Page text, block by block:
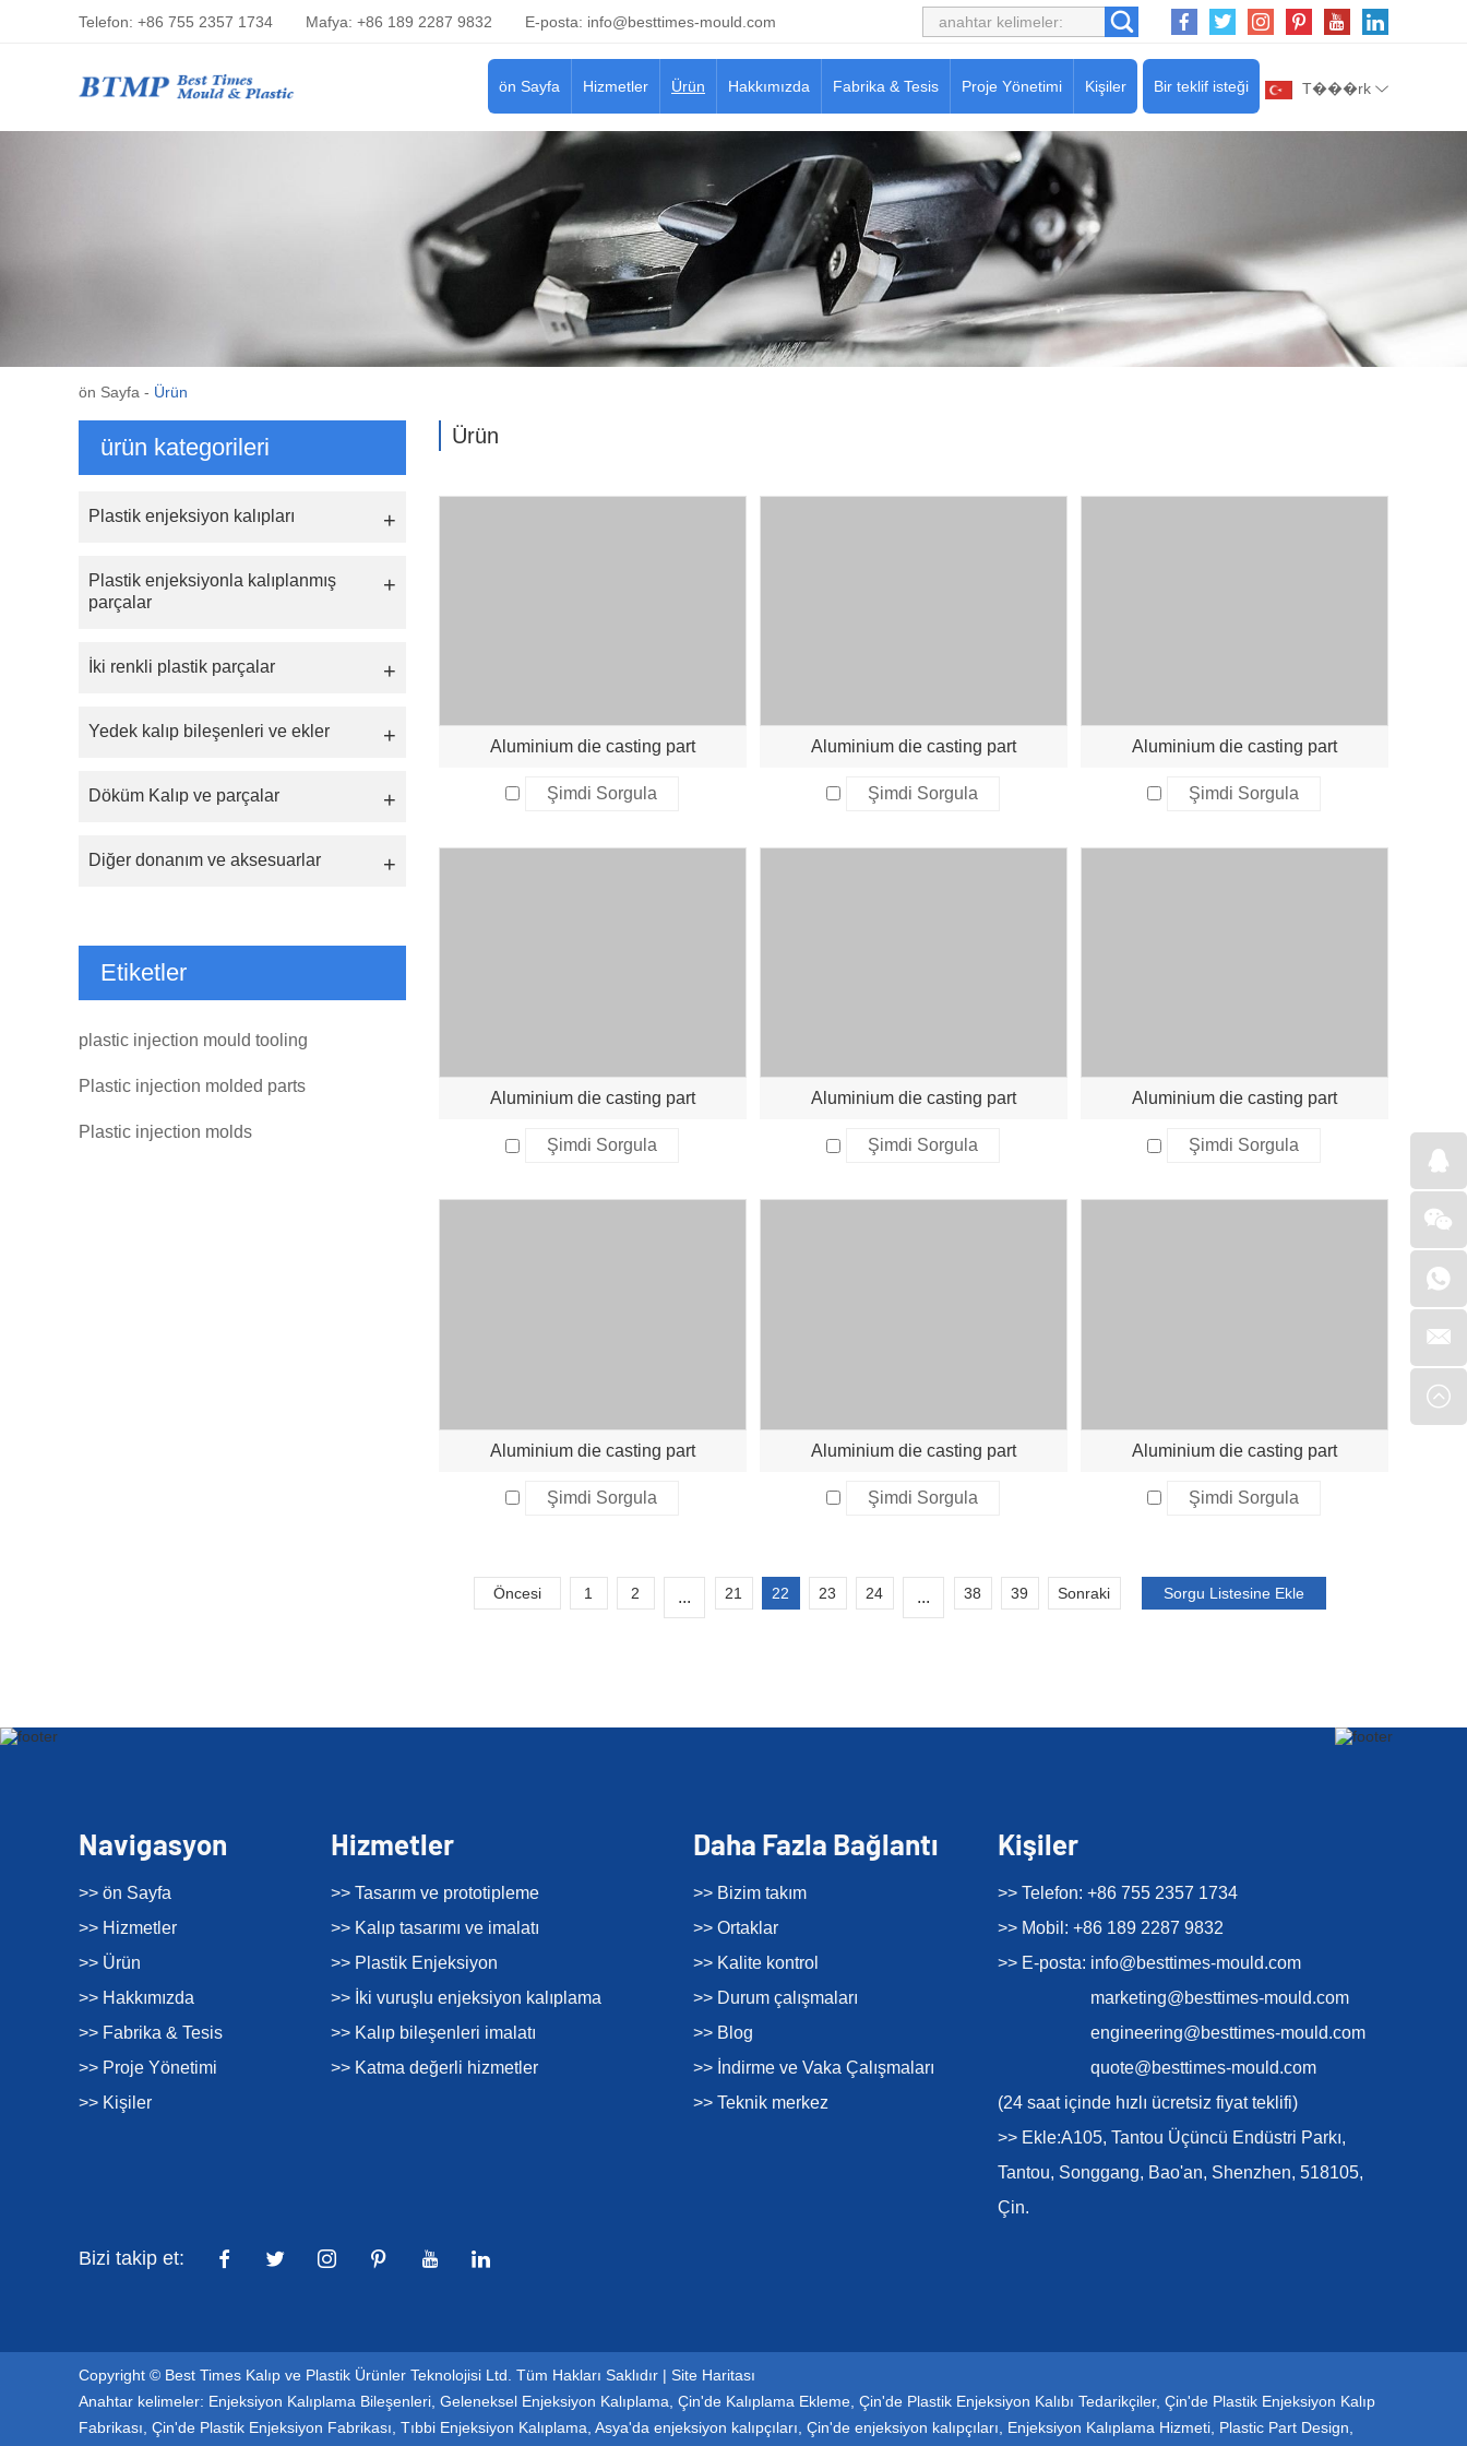
Telefon: +86 755 2357 1734 Mafya: +86 189 2287 9832 E-posta: info@besttimes-mould.com
T���rk
Bir teklif isteği
ön Sayfa Hizmetler Ürün Hakkımızda Fabrika & Tesis Proje Yönetimi Kişiler
ön Sayfa - Ürün
Ürün
Aluminium die casting part
Şimdi Sorgula
Aluminium die casting part
Şimdi Sorgula
Aluminium die casting part
Şimdi Sorgula
Aluminium die casting part
Şimdi Sorgula
Aluminium die casting part
Şimdi Sorgula
Aluminium die casting part
Şimdi Sorgula
Aluminium die casting part
Şimdi Sorgula
Aluminium die casting part
Şimdi Sorgula
Aluminium die casting part
Şimdi Sorgula
Öncesi 1 2 ... 21 22 23 24 ... 38 39 Sonraki
ürün kategorileri
Plastik enjeksiyon kalıpları
Plastik enjeksiyonla kalıplanmış
parçalar
İki renkli plastik parçalar
Yedek kalıp bileşenleri ve ekler
Döküm Kalıp ve parçalar
Diğer donanım ve aksesuarlar
Etiketler
plastic injection mould tooling
Plastic injection molded parts
Plastic injection molds
Navigasyon
>> ön Sayfa
>> Hizmetler
>> Ürün
>> Hakkımızda
>> Fabrika & Tesis
>> Proje Yönetimi
>> Kişiler
Hizmetler
>> Tasarım ve prototipleme
>> Kalıp tasarımı ve imalatı
>> Plastik Enjeksiyon
>> İki vuruşlu enjeksiyon kalıplama
>> Kalıp bileşenleri imalatı
>> Katma değerli hizmetler
Daha Fazla Bağlantı
>> Bizim takım
>> Ortaklar
>> Kalite kontrol
>> Durum çalışmaları
>> Blog
>> İndirme ve Vaka Çalışmaları
>> Teknik merkez
Kişiler
>> Telefon: +86 755 2357 1734
>> Mobil: +86 189 2287 9832
>> E-posta: info@besttimes-mould.com
marketing@besttimes-mould.com
engineering@besttimes-mould.com
quote@besttimes-mould.com
(24 saat içinde hızlı ücretsiz fiyat teklifi)
>> Ekle:A105, Tantou Üçüncü Endüstri Parkı,
Tantou, Songgang, Bao'an, Shenzhen, 518105,
Çin.
Bizi takip et:
Copyright © Best Times Kalıp ve Plastik Ürünler Teknolojisi Ltd. Tüm Hakları Saklıdır | Site Haritası
Anahtar kelimeler: Enjeksiyon Kalıplama Bileşenleri Geleneksel Enjeksiyon Kalıplama Çin'de Kalıplama Ekleme Çin'de Plastik Enjeksiyon Kalıbı Tedarikçiler, Çin'de Plastik Enjeksiyon Kalıp
Fabrikası Çin'de Plastik Enjeksiyon Fabrikası Tıbbi Enjeksiyon Kalıplama Asya'da enjeksiyon kalıpçıları Çin'de enjeksiyon kalıpçıları Enjeksiyon Kalıplama Hizmeti Plastic Part Design